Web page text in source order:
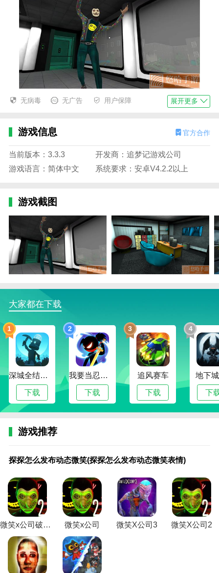
微笑X公司3描述
你去攻克，锻炼你的脑力。
2、多样化的游戏挑战，打败更强大的怪物，在游戏中
解锁更多游戏内容。
微笑X公司3优势
1.玩家需要能够解决游戏中的所有谜题，训练你的逻辑
思维能力，拥有超级智慧，提升你的脑力。
2.你可以在这里实现你所有的幻想。生存和逃跑将是你
的任务。努力活下去。
趣，带上耳机，你会感受到那里恐怖的气氛。
4.微笑X公司3游戏中自由开放的游戏模式，可以在不同
的游戏场景中完成更具挑战性的任务。
相关建议
未知的冒险故事是一款精彩的冒险益智游戏。玩家可以
自由面对不同的挑战。许多地图和关卡等着你去完成，
收集更多的士兵，解锁许多武器和技能，对抗邪恶的公
司，一起拯救世界。环境非常逼真恐怖，刺激的冒险体
验，探索冒险，收集钥匙，执行解码任务。
这是一个令人毛骨悚然的冒险游戏。你发现自己在一个
可怕的公司里，有许多危险的陷阱和机构。你必须寻找
的时间内离开这个地方。
无病毒 无广告 用户保障 展开更多
游戏信息 官方合作
当前版本：3.3.3
开发商：追梦记游戏公司
游戏语言：简体中文
系统要求：安卓V4.2.2以上
游戏截图
大家都在下载
1
深城全结局解锁版
下载
2
我要当忍者无限金币版
下载
3
追风赛车
下载
4
地下
下
游戏推荐
探探怎么发布动态微笑(探探怎么发布动态微笑表情)
微笑x公司破解版 微笑x公司 微笑X公司3 微笑X公司2